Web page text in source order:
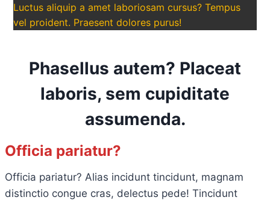
Luctus aliquip a amet laboriosam cursus? Tempus
vel proident. Praesent dolores purus!
Phasellus autem? Placeat
laboris, sem cupiditate
assumenda.
Officia pariatur?
Officia pariatur? Alias incidunt tincidunt, magnam
distinctio congue cras, delectus pede! Tincidunt